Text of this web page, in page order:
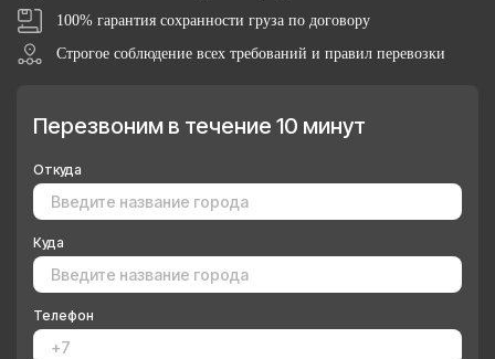
100% гарантия сохранности груза по договору
Строгое соблюдение всех требований и правил перевозки
Перезвоним в течение 10 минут
Откуда
Куда
Телефон